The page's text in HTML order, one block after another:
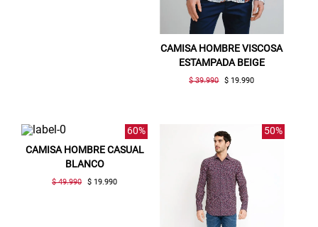
CAMISA HOMBRE VISCOSA
ESTAMPADA BEIGE
$ 39.990 $ 19.990
60%
CAMISA HOMBRE CASUAL
BLANCO
$ 49.990 $ 19.990
50%
Gracias por inscribirte!